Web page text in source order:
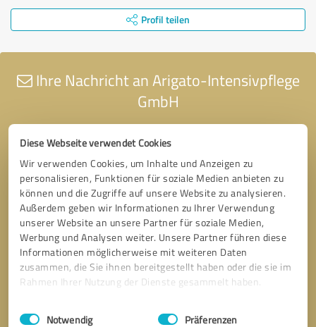
Diese Webseite verwendet Cookies
Wir verwenden Cookies, um Inhalte und Anzeigen zu
personalisieren, Funktionen für soziale Medien anbieten zu
können und die Zugriffe auf unsere Website zu analysieren.
Außerdem geben wir Informationen zu Ihrer Verwendung
unserer Website an unsere Partner für soziale Medien,
Werbung und Analysen weiter. Unsere Partner führen diese
Informationen möglicherweise mit weiteren Daten
zusammen, die Sie ihnen bereitgestellt haben oder die sie im
Rahmen Ihrer Nutzung der Dienste gesammelt haben.
Impressum Datenschutzbestimmungen
Einwilligungsauswahl
Notwendig Präferenzen
Profil teilen
Ihre Nachricht an Arigato-Intensivpflege
GmbH